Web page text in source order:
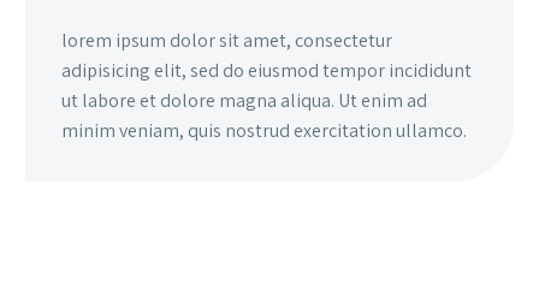
lorem ipsum dolor sit amet, consectetur
adipisicing elit, sed do eiusmod tempor incididunt
ut labore et dolore magna aliqua. Ut enim ad
minim veniam, quis nostrud exercitation ullamco.